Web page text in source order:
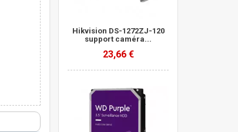
Hikvision DS-1272ZJ-120
support caméra...
23,66 €